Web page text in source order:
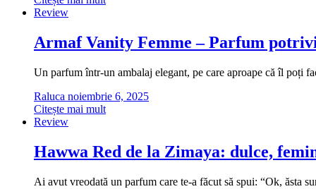
Review
Armaf Vanity Femme – Parfum
Un parfum într-un ambalaj elegant, pe care aproape că îl poți
Raluca noiembrie 6, 2025
Citește mai mult
Review
Hawwa Red de la Zimaya: dulce,
Ai avut vreodată un parfum care te-a făcut să spui: “Ok, ăsta